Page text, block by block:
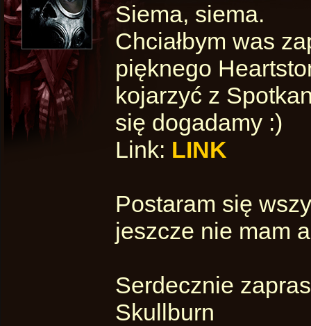
Siema, siema.
Chciałbym was
pięknego
kojarzyć z
się dogadamy :)
Link: LINK
Postaram się
jeszcze nie mam
Serdecznie
Skullburn